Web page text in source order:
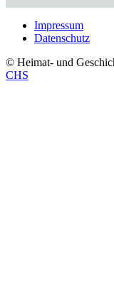
Impressum
Datenschutz
© Heimat- und
CHS